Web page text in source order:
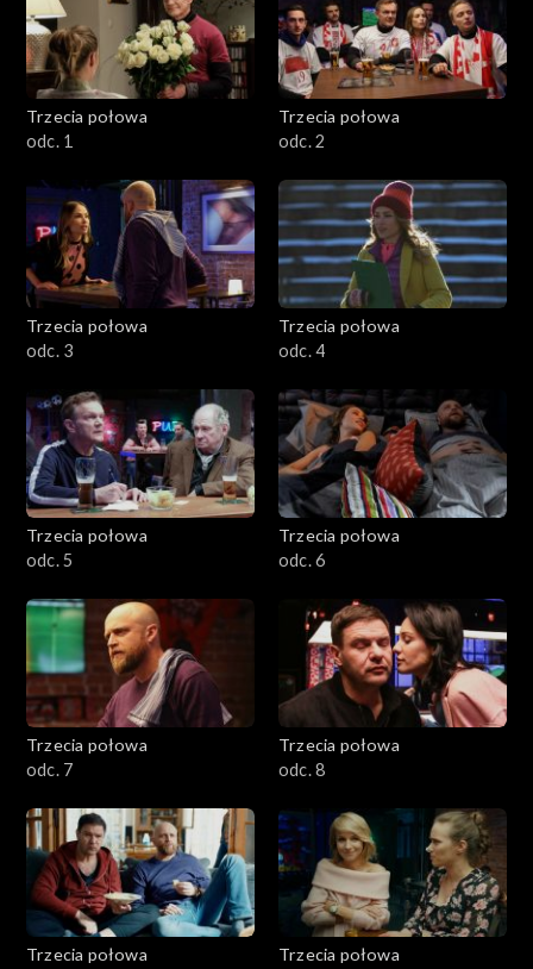
Odcinki na żywo
Trzecia połowa
odc. 1
Trzecia połowa
odc. 2
Trzecia połowa
odc. 3
Trzecia połowa
odc. 4
Trzecia połowa
odc. 5
Trzecia połowa
odc. 6
Trzecia połowa
odc. 7
Trzecia połowa
odc. 8
Trzecia połowa
Trzecia połowa